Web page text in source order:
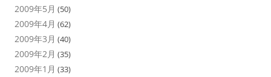
2009年5月 (50)
2009年4月 (62)
2009年3月 (40)
2009年2月 (35)
2009年1月 (33)